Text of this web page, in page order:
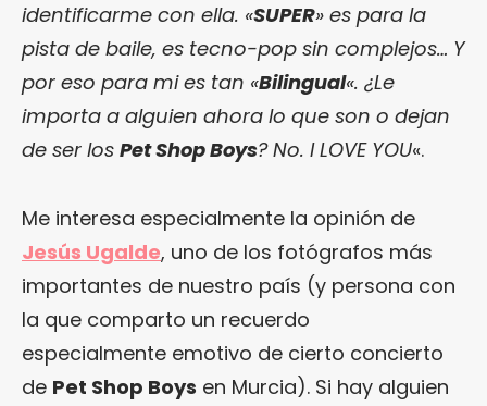
identificarme con ella. «SUPER» es para la
pista de baile, es tecno-pop sin complejos… Y
por eso para mi es tan «Bilingual«. ¿Le
importa a alguien ahora lo que son o dejan
de ser los Pet Shop Boys? No. I LOVE YOU«.
Me interesa especialmente la opinión de
Jesús Ugalde, uno de los fotógrafos más
importantes de nuestro país (y persona con
la que comparto un recuerdo
especialmente emotivo de cierto concierto
de Pet Shop Boys en Murcia). Si hay alguien